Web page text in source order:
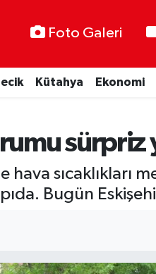
Foto Galeri
Kütahya Ekonomi
sürpriz
hava sıcaklıkları
Bugün